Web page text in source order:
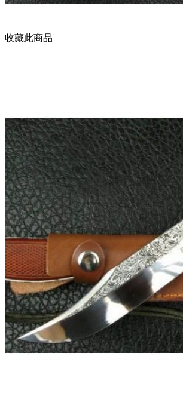
收藏此商品